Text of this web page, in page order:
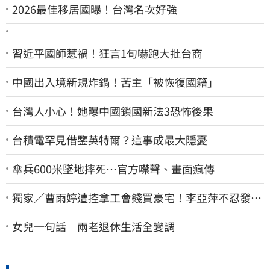
2026最佳移居國曝！台灣名次好強
習近平國師惹禍！狂言1句嚇跑大批台商
中國出入境新規炸鍋！苦主「被恢復國籍」
台灣人小心！她曝中國鎖國新法3恐怖後果
台積電罕見借鑒英特爾？這事成最大隱憂
傘兵600米墜地摔死…官方噤聲、畫面瘋傳
獨家／曹雨婷遭控拿工會錢買豪宅！李亞萍不忍發
聲：余天管工會都貼錢
女兒一句話 兩老退休生活全變調